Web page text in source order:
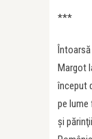
***
Margot
început
pe lume
şi